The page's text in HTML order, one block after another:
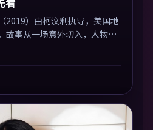
）由柯汶利执导，美国地
故事从一场意外切入，人物在
叙事层层推进，情绪克制而
演见长，对手戏火花四溅。